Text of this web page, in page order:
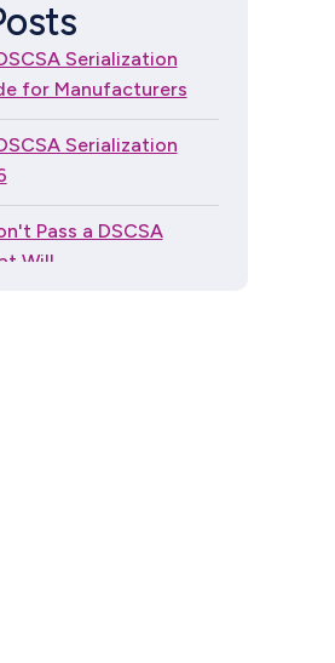
Choose DSCSA
Software: A
Independent
Serialization
for Manufacturers
Serialization
Pass a DSCSA
Will.